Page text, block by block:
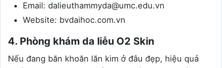
Email: dalieuthammyda@umc.edu.vn
Website: bvdaihoc.com.vn
4. Phòng khám da liễu O2 Skin
Nếu đang băn khoăn lăn kim ở đâu đẹp, hiệu quả